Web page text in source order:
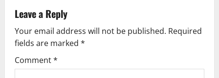
a
v
i
Leave a Reply
Your email address will not be published. Required
fields are marked *
Comment*